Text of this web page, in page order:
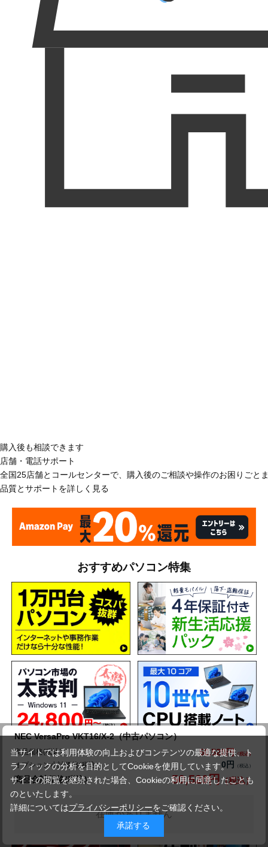
NEC VersaPro VKT16/X-2（中古パソコン）
商品価格(税込) 50,520円
オプション小計価格(税込)
0円
商品合計価格(税込)
50,520円
在庫がありません
購入後も相談できます
店舗・電話サポート
全国25店舗とコールセンターで、購入後のご相談や操作のお困りごと
品質とサポートを詳しく見る
おすすめパソコン特集
当サイトでは利用体験の向上およびコンテンツの最適な提供、ト
ラフィックの分析を目的としてCookieを使用しています。
サイトの閲覧を継続された場合、Cookieの利用に同意したことも
のといたします。
詳細についてはプライバシーポリシーをご確認ください。
承諾する